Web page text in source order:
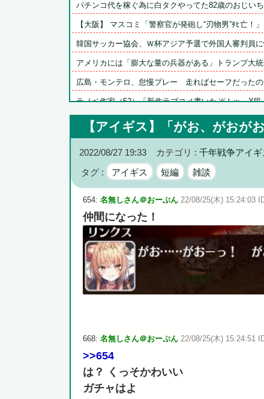
パチンコ代を稼ぐ為に白タクやってた82歳のおじいち
【大阪】 マスコミ「警察官が発砲し“刃物男”ﾀﾋ亡！
韓国サッカー協会、Ｗ杯アジア予選で外国人審判員
アメリカには「膨大な量の兵器がある」トランプ大
広島・モンテロ、怠慢プレー　走ればセーフだった
ラノベ作家（52）「新作ラブコメ書いたぞ！ｗ」X
【埼玉】クルド人等の外国人問題と戦う河合ゆうす
【ハイパーインフレーション】海外展開決定
【ウマ娘】バッドイベントの中でもサボり癖だけは許
広島県知事ら「核抑止論、根本的におかしい。軍拡
Powered by livedoor 相互RSS
【アイギス】「がお、がおが
2022/08/27 19:33 カテゴリ : 千年戦争アイギ
タグ :
アイギス 短編 雑談
654: 名無しさん＠おーぷん 22/08/25(木) 15:24:03
仲間になった！
668: 名無しさん＠おーぷん 22/08/25(木) 15:24:51
>>654
は？ くっそかわいい
ガチャはよ